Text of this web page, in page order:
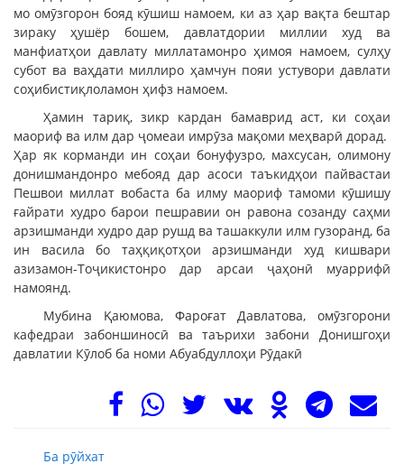
мо омӯзгорон бояд кӯшиш намоем, ки аз ҳар вақта бештар
зираку ҳушёр бошем, давлатдории миллии худ ва
манфиатҳои давлату миллатамонро ҳимоя намоем, сулҳу
субот ва ваҳдати миллиро ҳамчун пояи устувори давлати
соҳибистиқлоламон ҳифз намоем.
Ҳамин тариқ, зикр кардан бамаврид аст, ки соҳаи
маориф ва илм дар ҷомеаи имрӯза мақоми меҳварӣ дорад.
Ҳар як корманди ин соҳаи бонуфузро, махсусан, олимону
донишмандонро мебояд дар асоси таъкидҳои пайвастаи
Пешвои миллат вобаста ба илму маориф тамоми кӯшишу
ғайрати худро барои пешравии он равона созанду саҳми
арзишманди худро дар рушд ва ташаккули илм гузоранд, ба
ин васила бо таҳқиқотҳои арзишманди худ кишвари
азизамон-Тоҷикистонро дар арсаи ҷаҳонӣ муаррифӣ
намоянд.
Мубина Қаюмова, Фароғат Давлатова, омӯзгорони
кафедраи забоншиносӣ ва таърихи забони Донишгоҳи
давлатии Кӯлоб ба номи Абуабдуллоҳи Рӯдакӣ
Ба рӯйхат